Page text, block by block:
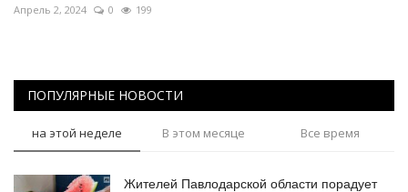
Апрель 2, 2024 0 199
ПОПУЛЯРНЫЕ НОВОСТИ
на этой неделе В этом месяце Все время
Жителей Павлодарской области порадует